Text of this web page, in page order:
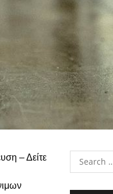
– Δείτε